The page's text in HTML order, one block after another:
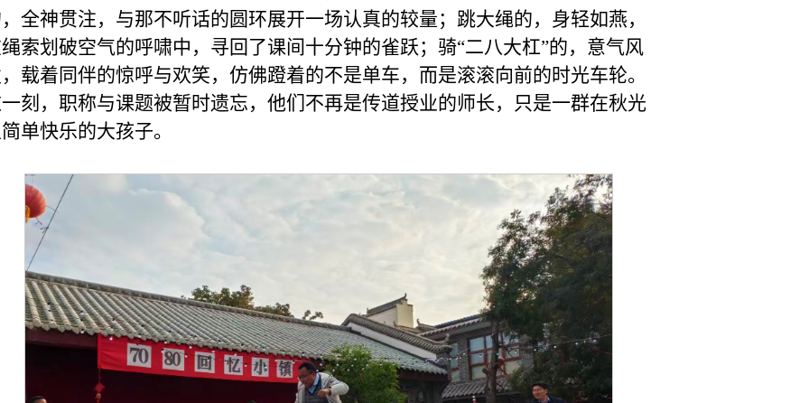
全神贯注，与那不听话的圆环展开一场认真的较量；跳大绳的，身轻如燕，
索划破空气的呼啸中，寻回了课间十分钟的雀跃；骑“二八大杠”的，意气风
载着同伴的惊呼与欢笑，仿佛蹬着的不是单车，而是滚滚向前的时光车轮。
刻，职称与课题被暂时遗忘，他们不再是传道授业的师长，只是一群在秋光
单快乐的大孩子。